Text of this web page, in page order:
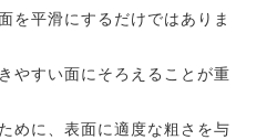
を平滑にするだけではありま
やすい面にそろえることが重
めに、表面に適度な粗さを与